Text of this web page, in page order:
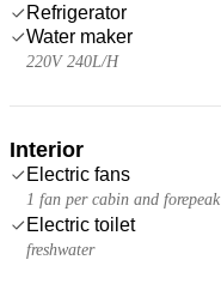
Refrigerator
Water maker
220V 240L/H
Interior
Electric fans
1 fan per cabin and forepeak
Electric toilet
freshwater